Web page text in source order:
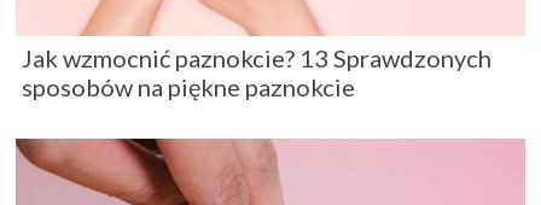
Jak wzmocnić paznokcie? 13 Sprawdzonych
sposobów na piękne paznokcie